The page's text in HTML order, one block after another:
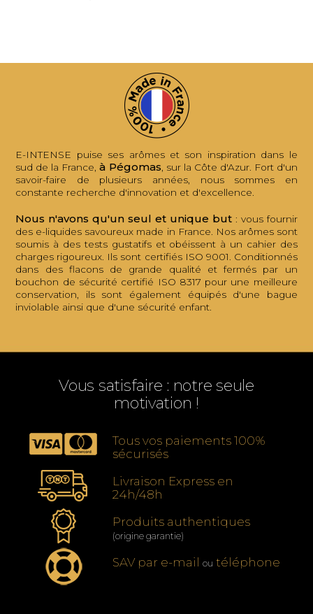
E-INTENSE puise ses arômes et son inspiration dans le
sud de la France,à Pégomas, sur la Côte d'Azur. Fort d'un
savoir-faire de plusieurs années, nous sommes en
constante recherche d'innovation et d'excellence.
Nous n'avons qu'un seul et unique but: vous fournir
des e-liquides savoureux made in France. Nos arômes sont
soumis à des tests gustatifs et obéissent à un cahier des
charges rigoureux. Ils sont certifiés ISO 9001. Conditionnés
dans des flacons de grande qualité et fermés par un
bouchon de sécurité certifié ISO 8317 pour une meilleure
conservation, ils sont également équipés d'une bague
inviolable ainsi que d'une sécurité enfant.
Vous satisfaire : notre seule
motivation !
Tous vos paiements 100%
sécurisés
Livraison Express en
24h/48h
Produits authentiques
(origine garantie)
SAV par e-mail ou téléphone